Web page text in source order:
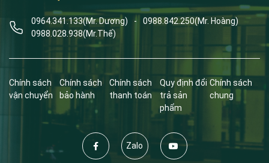
0964.341.133(Mr. Dương) - 0988.842.250(Mr. Hoàng)
0988.028.938(Mr.Thế)
Chính sách
vận chuyển
Chính sách
bảo hành
Chính sách
thanh toán
Quy định đổi
trả sản
phẩm
Chính sách
chung
Zalo